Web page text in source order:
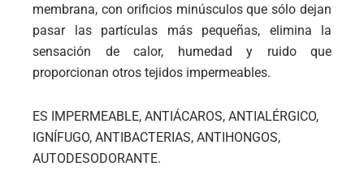
membrana, con orificios minúsculos que sólo dejan
pasar las partículas más pequeñas, elimina la
sensación de calor, humedad y ruido que
proporcionan otros tejidos impermeables.
ES IMPERMEABLE, ANTIÁCAROS, ANTIALÉRGICO,
IGNÍFUGO, ANTIBACTERIAS, ANTIHONGOS,
AUTODESODORANTE.